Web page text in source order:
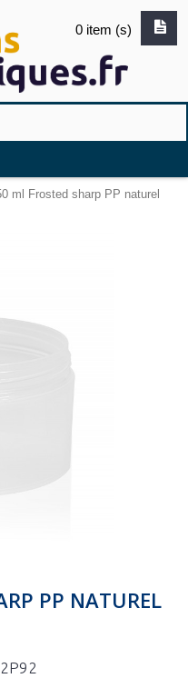
0 item (s)
ml Frosted sharp PP naturel
PP NATUREL